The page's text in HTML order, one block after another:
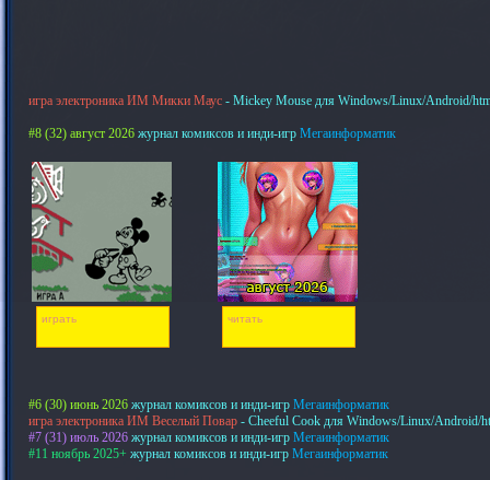
игра электроника ИМ Микки Маус - Mickey Mouse для Windows/Linux/Android/
#8 (32) август 2026 журнал комиксов и инди-игр Мегаинформатик
играть читать
#6 (30) июнь 2026 журнал комиксов и инди-игр Мегаинформатик
игра электроника ИМ Веселый Повар - Cheeful Cook для Windows/Linux/Android/
#7 (31) июль 2026 журнал комиксов и инди-игр Мегаинформатик
#11 ноябрь 2025+ журнал комиксов и инди-игр Мегаинформатик